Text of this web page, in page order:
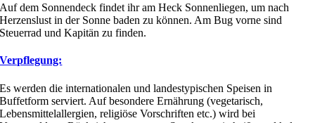
Auf dem Sonnendeck findet ihr am Heck Sonnenliegen, um nach
Herzenslust in der Sonne baden zu können. Am Bug vorne sind
Steuerrad und Kapitän zu finden.
Verpflegung:
Es werden die internationalen und landestypischen Speisen in
Buffetform serviert. Auf besondere Ernährung (vegetarisch,
Lebensmittelallergien, religiöse Vorschriften etc.) wird bei